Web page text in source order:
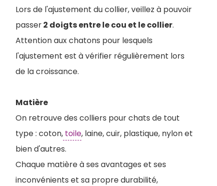
Lors de l'ajustement du collier, veillez à pouvoir
passer2 doigts entre le cou et le collier.
Attention aux chatons pour lesquels
l'ajustement est à vérifier régulièrement lors
de la croissance.
Matière
On retrouve des colliers pour chats de tout
type : coton, toile, laine, cuir, plastique, nylon et
bien d'autres.
Chaque matière à ses avantages et ses
inconvénients et sa propre durabilité,